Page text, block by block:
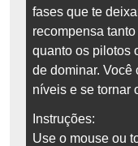
fases que te
recompensa
quanto os pilotos
de dominar. Você
níveis e se tornar
Instruções:
Use o mouse ou